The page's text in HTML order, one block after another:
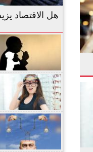
هل الاقتصاد